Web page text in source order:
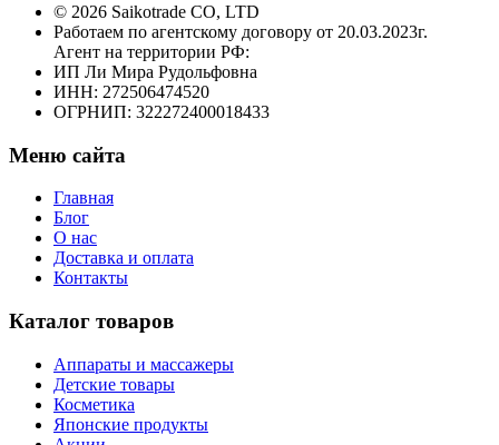
© 2026 Saikotrade CO, LTD
Работаем по агентскому договору от 20.03.2023г.
Агент на территории РФ:
ИП Ли Мира Рудольфовна
ИНН: 272506474520
ОГРНИП: 322272400018433
Меню сайта
Главная
Блог
О нас
Доставка и оплата
Контакты
Каталог товаров
Аппараты и массажеры
Детские товары
Косметика
Японские продукты